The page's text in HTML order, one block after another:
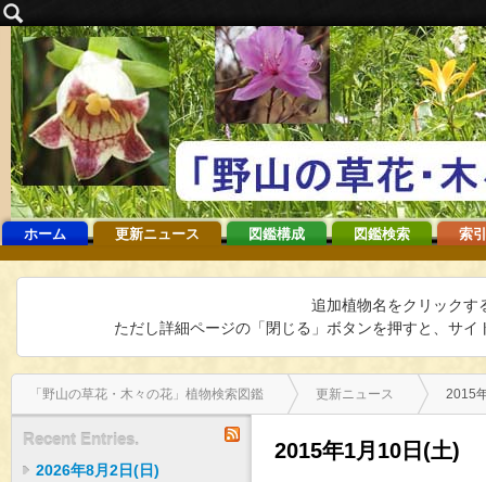
ホーム 更新ニュース 図鑑構成 図鑑検索 索
追加植物名をクリックす
ただし詳細ページの「閉じる」ボタンを押すと、サ
「野山の草花・木々の花」植物検索図鑑 更新ニュース 2015
2015年1月10日(土)
Recent Entries.
2026年8月2日(日)